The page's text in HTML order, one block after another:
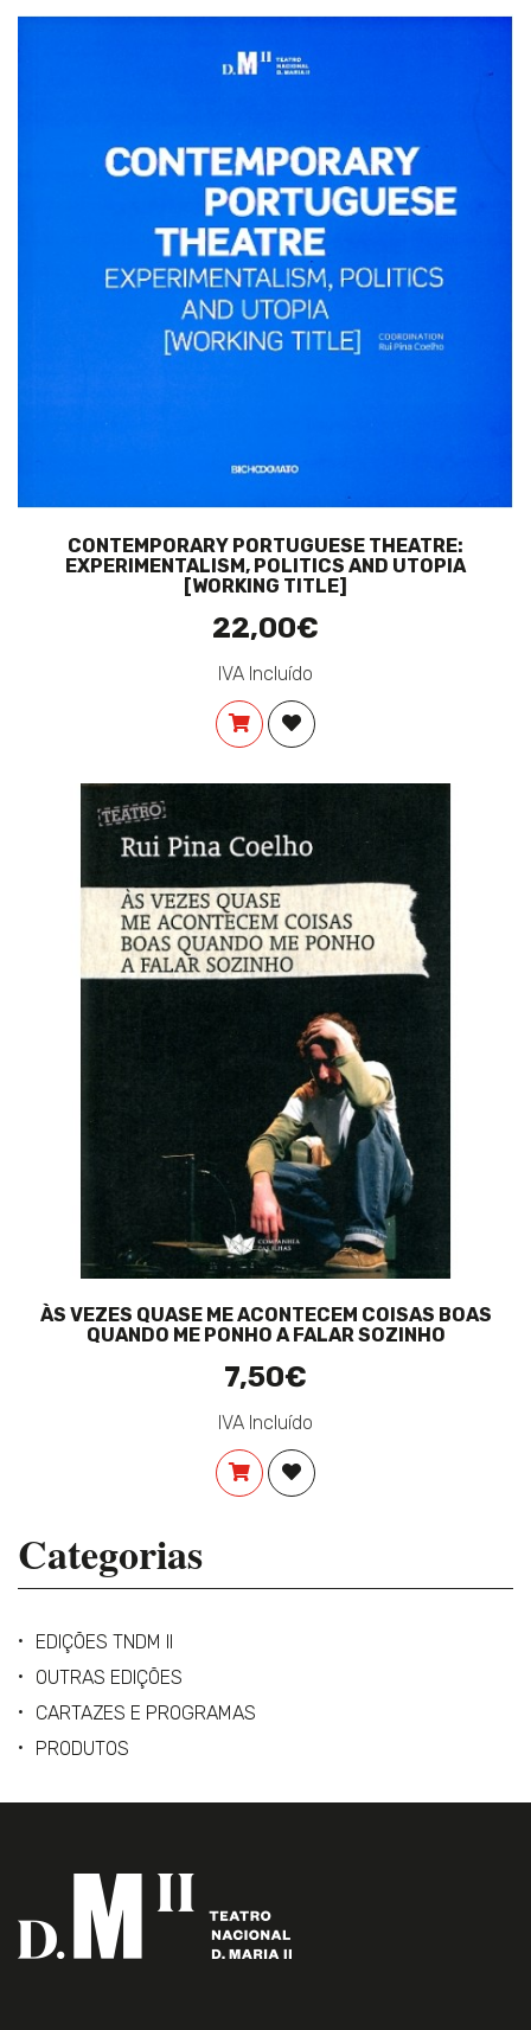
CONTEMPORARY PORTUGUESE THEATRE:
EXPERIMENTALISM, POLITICS AND UTOPIA
[WORKING TITLE]
22,00€
IVA Incluído
COMPRARADICIONAR À LISTA DE
ÀS VEZES QUASE ME ACONTECEM COISAS BOAS
QUANDO ME PONHO A FALAR SOZINHO
7,50€
IVA Incluído
COMPRARADICIONAR À LISTA DE
Categorias
EDIÇÕES TNDM II
OUTRAS EDIÇÕES
CARTAZES E PROGRAMAS
PRODUTOS